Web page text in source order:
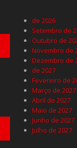
de 2026
Setembro de
Outubro de
Novembro de
Dezembro de
de 2027
Fevereiro de
Março de 2027
Abril de 2027
Maio de 2027
Junho de 2027
Julho de 2027